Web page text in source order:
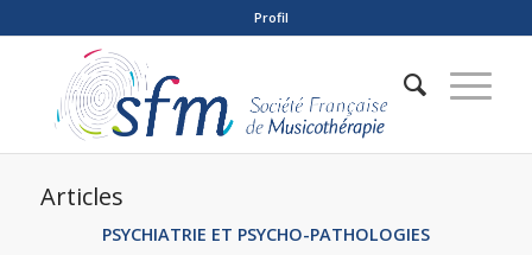
Profil
Articles
PSYCHIATRIE ET PSYCHO-PATHOLOGIES